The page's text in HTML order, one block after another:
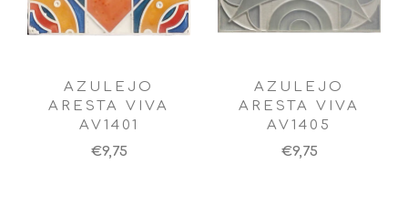
AZULEJO
ARESTA VIVA
AV1401
€9,75
AZULEJO
ARESTA VIVA
AV1405
€9,75